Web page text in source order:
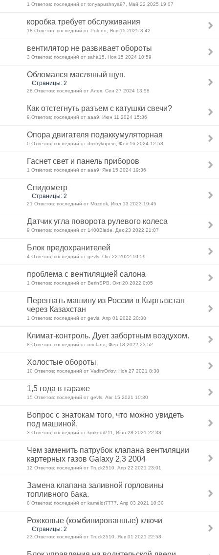
1 Ответов: последний от tonyapushnya97, Май 22 2025 19:07
коробка требует обслуживания
18 Ответов: последний от Poleno, Янв 15 2025 8:42
вентилятор не развивает обороты
3 Ответов: последний от saha15, Ноя 15 2024 10:59
Обломался масляный щуп.
Страницы: 2
28 Ответов: последний от Алеx, Сен 27 2024 13:58
Как отстегнуть разъем с катушки свечи?
9 Ответов: последний от aaa9, Июн 11 2024 15:36
Опора двигателя подаккумуляторная
0 Ответов: последний от dmitrykopein, Фев 16 2024 12:58
Гаснет свет и панель приборов
1 Ответов: последний от aaa9, Янв 15 2024 19:36
Спидометр
Страницы: 2
21 Ответов: последний от Mozdok, Июл 13 2023 19:45
Датчик угла поворота рулевого колеса
9 Ответов: последний от 1400Blade, Дек 23 2022 21:07
Блок предохранителей
4 Ответов: последний от gevls, Окт 22 2022 10:59
проблема с вентиляцией салона
1 Ответов: последний от BerinSPB, Окт 20 2022 0:05
Перегнать машину из России в Кыргызстан
через Казахстан
1 Ответов: последний от gevls, Апр 01 2022 20:38
Климат-контроль. Дует забортным воздухом.
8 Ответов: последний от oriolano, Фев 18 2022 23:52
Холостые обороты
10 Ответов: последний от VadimOrlov, Ноя 27 2021 8:30
1,5 года в гараже
15 Ответов: последний от gevls, Авг 15 2021 10:30
Вопрос с знатокам того, что можно увидеть
под машиной.
3 Ответов: последний от krokodil711, Июн 28 2021 22:38
Чем заменить патрубок клапана вентиляции
картерных газов Galaxy 2,3 2004
12 Ответов: последний от Truck2510, Апр 22 2021 23:01
Замена клапана заливной горловины
топливного бака.
0 Ответов: последний от kamelot7777, Апр 03 2021 10:30
Рожковые (комбинированные) ключи
Страницы: 2
23 Ответов: последний от Truck2510, Янв 01 2021 22:53